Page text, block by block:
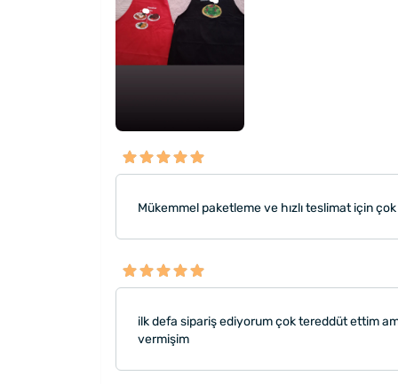
Mükemmel paketleme ve hızlı teslimat için
ilk defa sipariş ediyorum çok tereddüt ettim
vermişim